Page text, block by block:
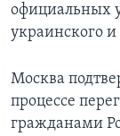
официальных
украинского и
Москва
процессе
гражданами